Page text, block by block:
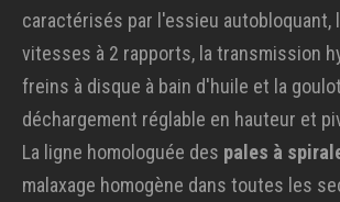
caractérisés par l'essieu autobloquant,
vitesses à 2 rapports, la transmission
freins à disque à bain d'huile et la
déchargement réglable en hauteur et
La ligne homologuée des pales à
malaxage homogène dans toutes les